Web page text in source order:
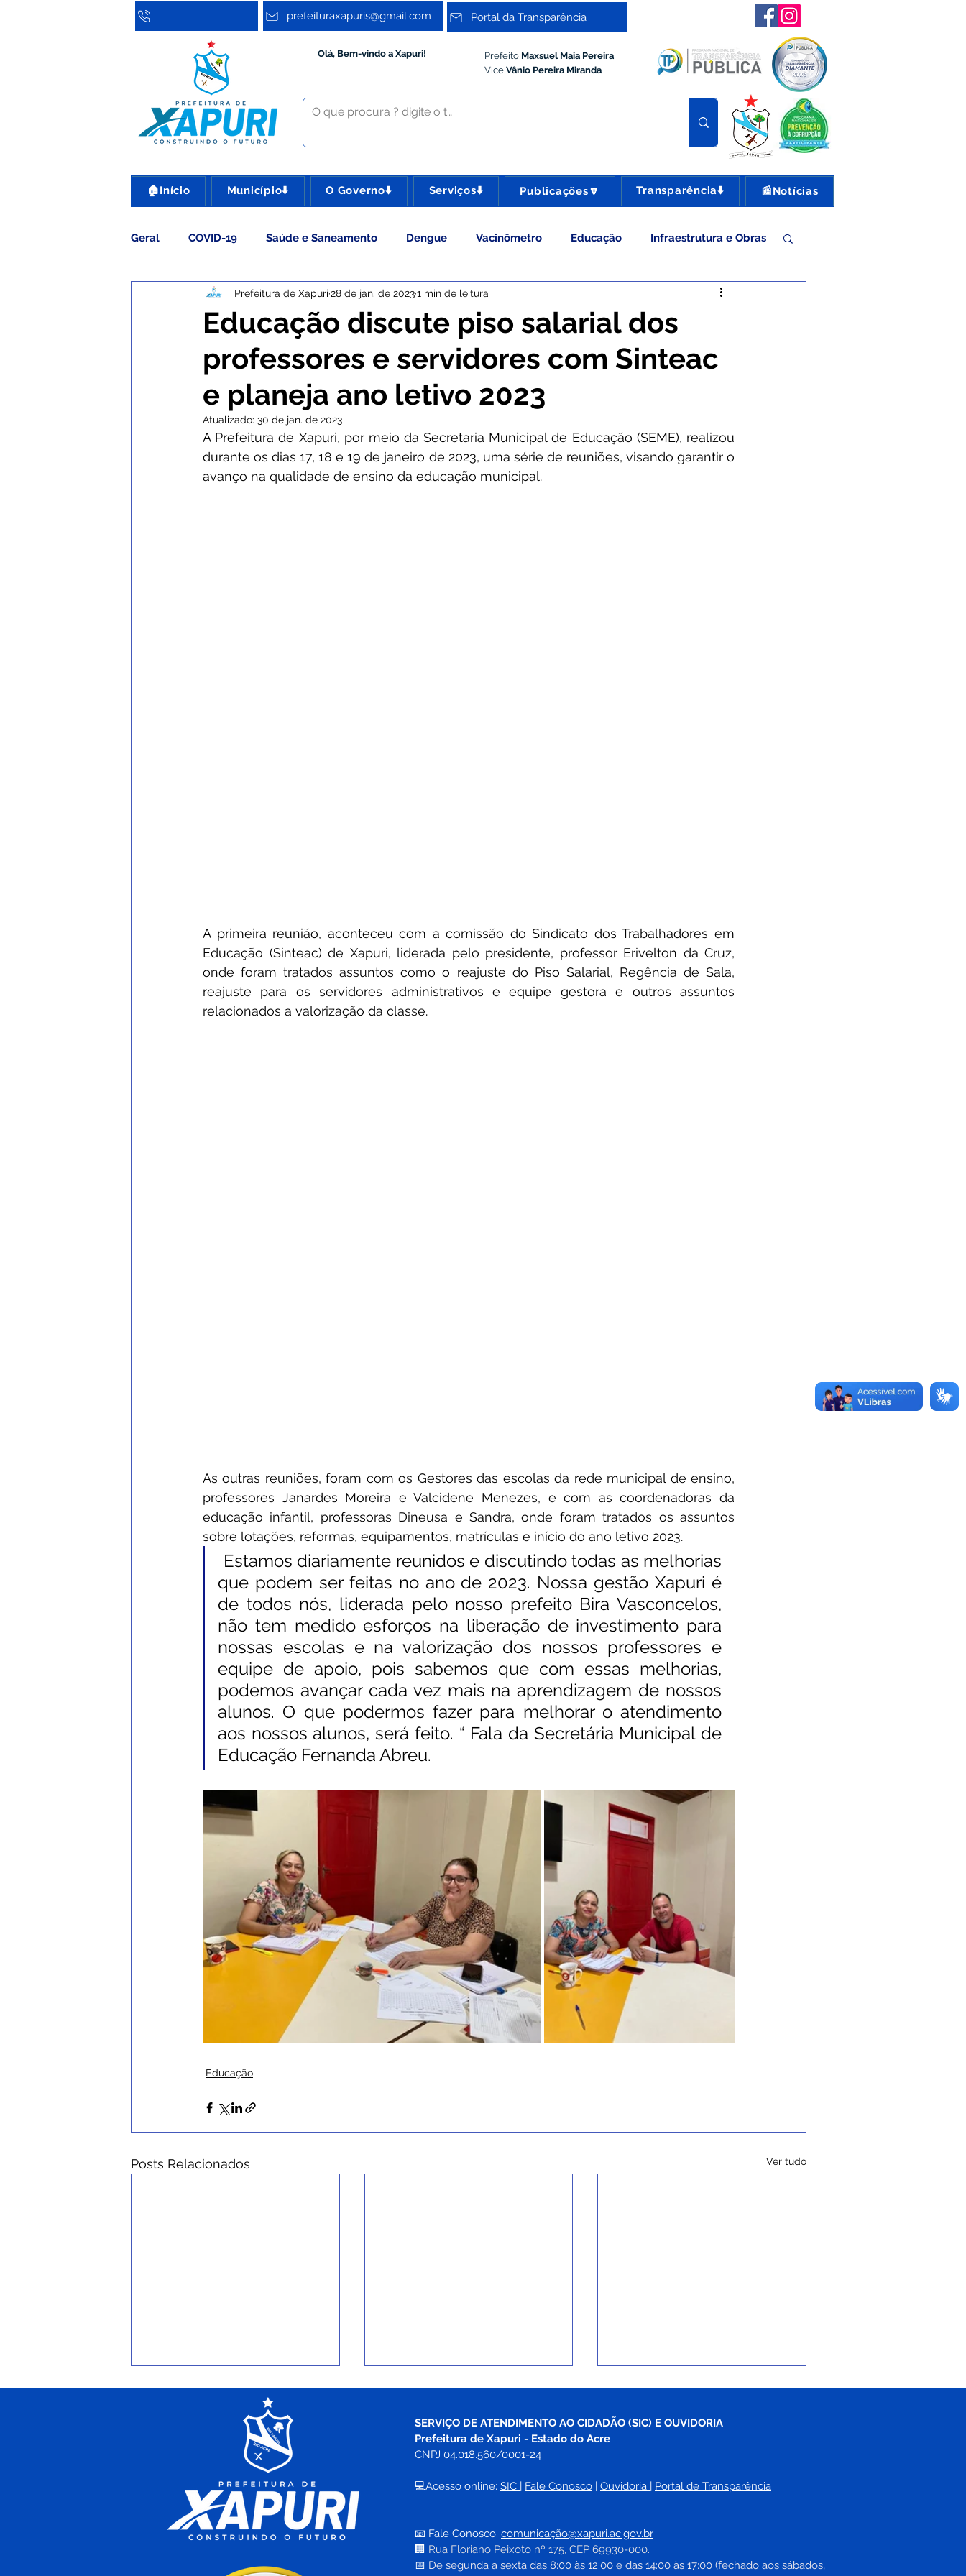
prefeituraxapuris@gmail.com Portal da Transparência
Olá, Bem-vindo a Xapuri! Prefeito Maxsuel Maia Pereira
Vice Vânio Pereira Miranda
🏠Início Município⬇️ O Governo⬇️ Serviços⬇️ Publicações🔽 Transparência⬇️ 📰Notícias
Geral COVID-19 Saúde e Saneamento Dengue Vacinômetro Educação Infraestrutura e Obras
Assistência Social Cultura Esporte e Lazer Administração e Gestão
Comunicados e Avisos Concursos Agricultura e Produção Comunidade No Gabinete
Institucional e Governo Nota Pesar Datas Comemorativas
Convite Vigilância Sanitária Alagação e Enchente
Educação discute piso salarial dos
professores e servidores com Sinteac
e planeja ano letivo 2023
Prefeitura de Xapuri 28 de jan. de 20231 min de leitura
Atualizado: 30 de jan. de 2023
A Prefeitura de Xapuri, por meio da Secretaria Municipal de Educação (SEME), realizou
durante os dias 17, 18 e 19 de janeiro de 2023, uma série de reuniões, visando garantir o
avanço na qualidade de ensino da educação municipal.
A primeira reunião, aconteceu com a comissão do Sindicato dos Trabalhadores em
Educação (Sinteac) de Xapuri, liderada pelo presidente, professor Erivelton da Cruz,
onde foram tratados assuntos como o reajuste do Piso Salarial, Regência de Sala,
reajuste para os servidores administrativos e equipe gestora e outros assuntos
relacionados a valorização da classe.
As outras reuniões, foram com os Gestores das escolas da rede municipal de ensino,
professores Janardes Moreira e Valcidene Menezes, e com as coordenadoras da
educação infantil, professoras Dineusa e Sandra, onde foram tratados os assuntos
sobre lotações, reformas, equipamentos, matrículas e início do ano letivo 2023.
Estamos diariamente reunidos e discutindo todas as melhorias
que podem ser feitas no ano de 2023. Nossa gestão Xapuri é
de todos nós, liderada pelo nosso prefeito Bira Vasconcelos,
não tem medido esforços na liberação de investimento para
nossas escolas e na valorização dos nossos professores e
equipe de apoio, pois sabemos que com essas melhorias,
podemos avançar cada vez mais na aprendizagem de nossos
alunos. O que podermos fazer para melhorar o atendimento
aos nossos alunos, será feito. “ Fala da Secretária Municipal de
Educação Fernanda Abreu.
Educação
Posts Relacionados Ver tudo
Xapuri conquista a terceira
melhor nota do Acre no
Ideb 2025 e Escola Rita
XAPURI
laboratório de informática
da história da rede
municipal de ensino
SERVIÇO DE ATENDIMENTO AO CIDADÃO (SIC) E OUVIDORIA
Prefeitura de Xapuri - Estado do Acre
CNPJ 04.018.560/0001-24
💻Acesso online: SIC | Fale Conosco | Ouvidoria | Portal de Transparência
📧 Fale Conosco: comunicação@xapuri.ac.gov.br
🏢 Rua Floriano Peixoto nº 175, CEP 69930-000.
📅 De segunda a sexta das 8:00 às 12:00 e das 14:00 às 17:00 (fechado aos sábados,